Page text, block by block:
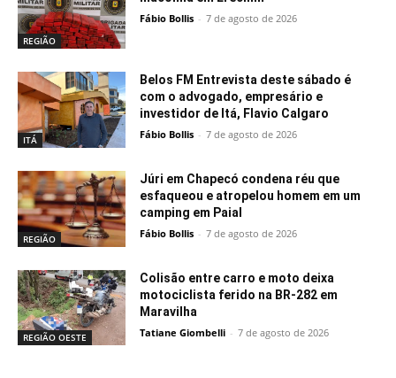
REGIÃO
Fábio Bollis - 7 de agosto de 2026
ITÁ
Belos FM Entrevista deste sábado é
com o advogado, empresário e
investidor de Itá, Flavio Calgaro
Fábio Bollis - 7 de agosto de 2026
REGIÃO
Júri em Chapecó condena réu que
esfaqueou e atropelou homem em um
camping em Paial
Fábio Bollis - 7 de agosto de 2026
REGIÃO OESTE
Colisão entre carro e moto deixa
motociclista ferido na BR-282 em
Maravilha
Tatiane Giombelli - 7 de agosto de 2026